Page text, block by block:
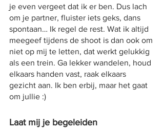
je even vergeet dat ik er ben. Dus lach
om je partner, fluister iets geks, dans
spontaan… Ik regel de rest. Wat ik altijd
meegeef tijdens de shoot is dan ook om
niet op mij te letten, dat werkt gelukkig
als een trein. Ga lekker wandelen, houd
elkaars handen vast, raak elkaars
gezicht aan. Ik ben erbij, maar het gaat
om jullie :)
Laat mij je begeleiden